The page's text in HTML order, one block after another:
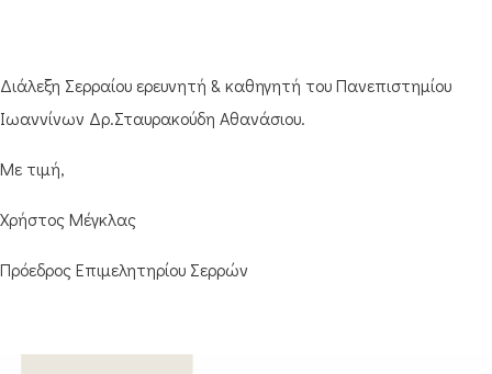
Διάλεξη Σερραίου ερευνητή & καθηγητή του Πανεπιστημίου
Ιωαννίνων Δρ.Σταυρακούδη Αθανάσιου.
Με τιμή,
Χρήστος Μέγκλας
Πρόεδρος Επιμελητηρίου Σερρών